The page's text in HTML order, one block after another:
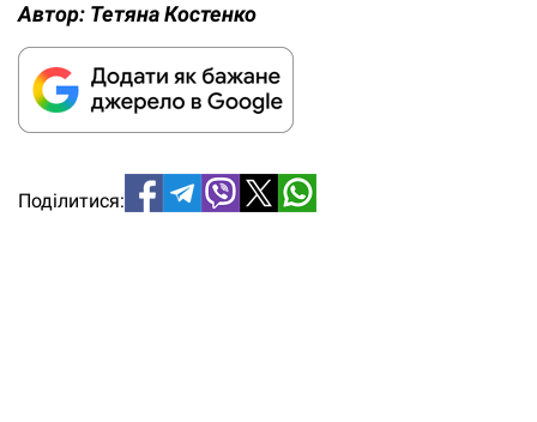
Автор: Тетяна Костенко
Поділитися: